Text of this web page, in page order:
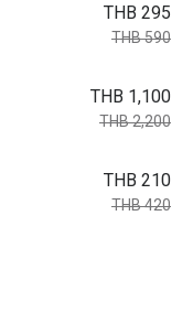
THB 295
THB 590
THB 1,100
THB 2,200
THB 210
THB 420